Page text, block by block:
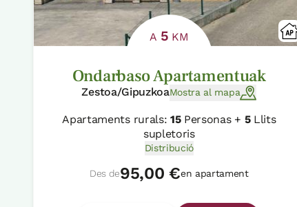
A 5 KM
Ondarbaso Apartamentuak
Zestoa/GipuzkoaMostra al mapa
Apartaments rurals: 15Personas + 5Llits
supletoris
Distribució
Des de95,00 €en apartament